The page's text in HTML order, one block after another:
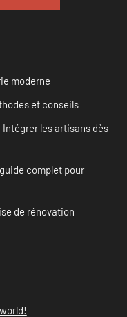
moderne
et conseils
les artisans dès
complet pour
de rénovation